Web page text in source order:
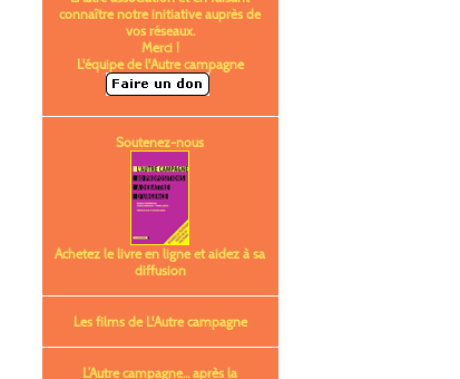
connaître notre initiative auprès de
vos réseaux.
Merci !
L'équipe de l'Autre campagne
Soutenez-nous
Achetez le livre en ligne et aidez à sa
diffusion
Les films de L'Autre campagne
L’Autre campagne... après la